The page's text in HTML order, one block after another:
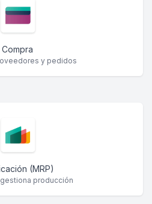
Compra
y pedidos
(MRP)
producción